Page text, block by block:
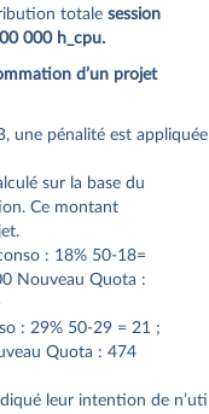
totalesession
000 h_cpu.
d’un projet
une pénalité est
sur la base du
Ce montant
: 18% 50-18=
Nouveau Quota :
: 29% 50-29 = 21 ;
Quota : 474
leur intention de